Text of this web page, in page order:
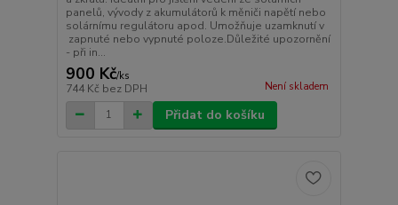
panelů, vývody z akumulátorů k měniči napětí nebo
solárnímu regulátoru apod. Umožňuje uzamknutí v
zapnuté nebo vypnuté poloze.Důležité upozornění
- při in...
900 Kč/ks
744 Kč bez DPH Není skladem
Přidat do košíku